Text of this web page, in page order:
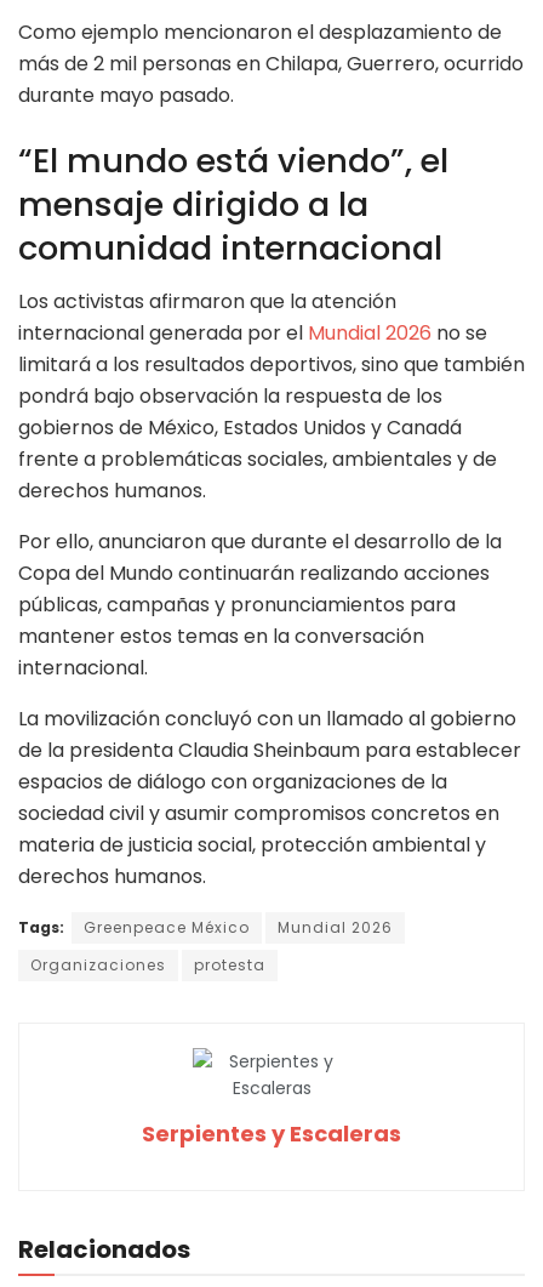
Como ejemplo mencionaron el desplazamiento de
más de 2 mil personas en Chilapa, Guerrero, ocurrido
durante mayo pasado.
“El mundo está viendo”, el
mensaje dirigido a la
comunidad internacional
Los activistas afirmaron que la atención
internacional generada por el Mundial 2026 no se
limitará a los resultados deportivos, sino que también
pondrá bajo observación la respuesta de los
gobiernos de México, Estados Unidos y Canadá
frente a problemáticas sociales, ambientales y de
derechos humanos.
Por ello, anunciaron que durante el desarrollo de la
Copa del Mundo continuarán realizando acciones
públicas, campañas y pronunciamientos para
mantener estos temas en la conversación
internacional.
La movilización concluyó con un llamado al gobierno
de la presidenta Claudia Sheinbaum para establecer
espacios de diálogo con organizaciones de la
sociedad civil y asumir compromisos concretos en
materia de justicia social, protección ambiental y
derechos humanos.
Tags: Greenpeace México
Mundial 2026
Organizaciones
protesta
Serpientes y Escaleras
Relacionados